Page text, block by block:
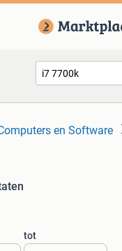
en Software
tot